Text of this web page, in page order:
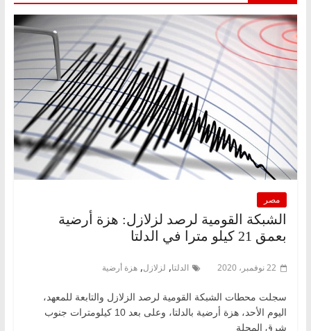
مصر
الشبكة القومية لرصد لزلازل: هزة أرضية
بعمق 21 كيلو مترا في الدلتا
22 نوفمبر، 2020 الدلتا, لزلازل, هزة أرضية
سجلت محطات الشبكة القومية لرصد الزلازل والتابعة للمعهد،
اليوم الأحد، هزة أرضية بالدلتا، وعلى بعد 10 كيلومترات جنوب
شرق المحلة